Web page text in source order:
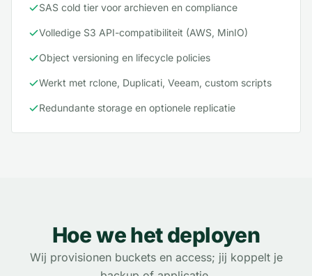
SAS cold tier voor archieven en compliance
Volledige S3 API-compatibiliteit (AWS, MinIO)
Object versioning en lifecycle policies
Werkt met rclone, Duplicati, Veeam, custom scripts
Redundante storage en optionele replicatie
Hoe we het deployen
Wij provisionen buckets en access; jij koppelt je